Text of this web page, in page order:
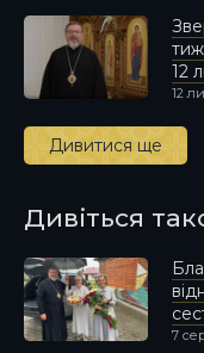
12
12
Дивитися ще
Дивіться
7